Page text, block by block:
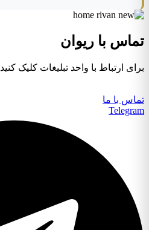
تماس با ریوان
برای ارتباط با واحد تبلیغات کلیک کنید
تماس با ما
Telegram